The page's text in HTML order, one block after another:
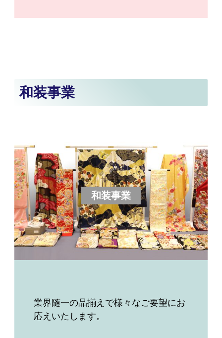
和装事業
和装事業
業界随一の品揃えで様々なご要望にお
応えいたします。